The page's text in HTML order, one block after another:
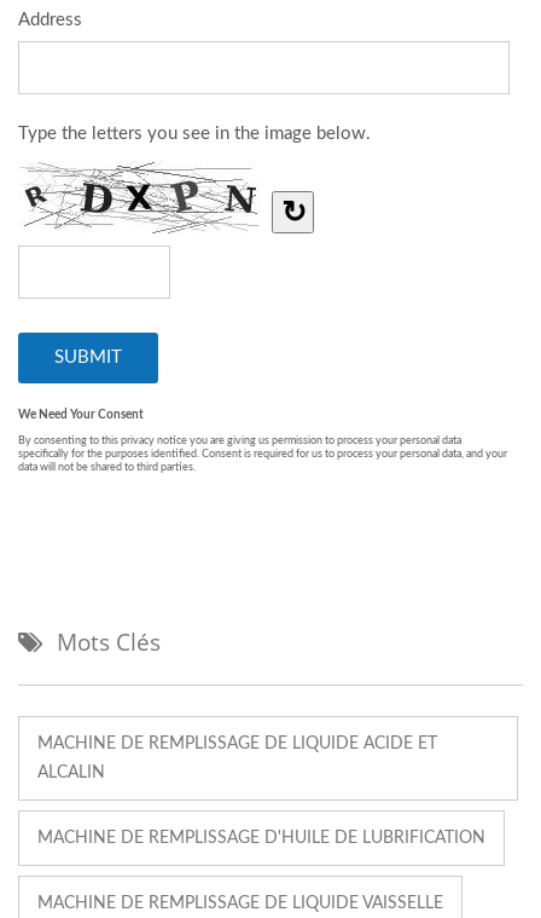
Mots Clés
MACHINE DE REMPLISSAGE DE LIQUIDE ACIDE ET
ALCALIN
MACHINE DE REMPLISSAGE D'HUILE DE LUBRIFICATION
MACHINE DE REMPLISSAGE DE LIQUIDE VAISSELLE